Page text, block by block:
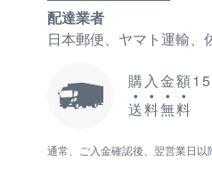
配達業者
日本郵便、ヤマト運輸、
購入金額
送料無料
通常、ご入金確認後、翌営業日以